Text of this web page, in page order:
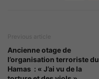
Previous article
Ancienne otage de
l’organisation terroriste du
Hamas : « J’ai vu de la